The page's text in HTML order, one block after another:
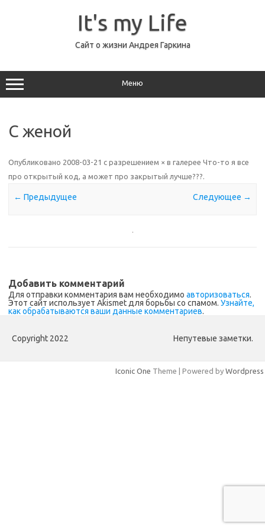
It's my Life
Сайт о жизни Андрея Гаркина
Меню
С женой
Опубликовано 2008-03-21 с разрешением × в галерее Что-то я все
про открытый код, а может про закрытый лучше???.
← Предыдущее Следующее →
Добавить комментарий
Для отправки комментария вам необходимо авторизоваться.
Этот сайт использует Akismet для борьбы со спамом. Узнайте,
как обрабатываются ваши данные комментариев.
Copyright 2022 Непутевые заметки.
Iconic One Theme | Powered by Wordpress